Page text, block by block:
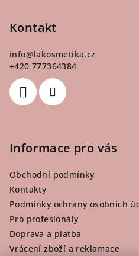
Kontakt
info@lakosmetika.cz
+420 777364384
Informace pro vás
Obchodní podmínky
Kontakty
Podmínky ochrany osobních
Pro profesionály
Doprava a platba
Vrácení zboží a reklamace